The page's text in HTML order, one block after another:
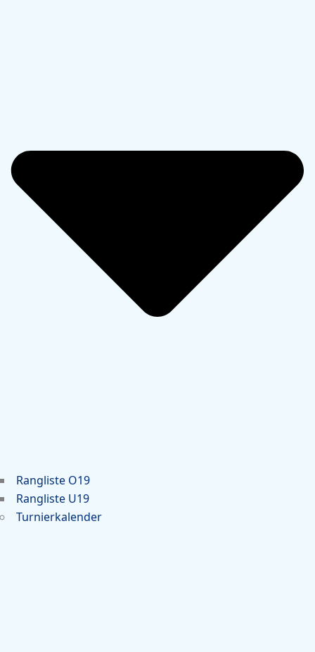
Rangliste O19
Rangliste U19
Turnierkalender